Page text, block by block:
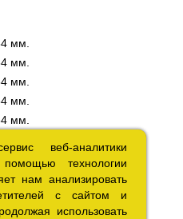
мм.
мм.
мм.
мм.
мм.
веб-аналитики
технологии
нам анализировать
с сайтом и
использовать
веб-аналитики
технологии
нам анализировать
с сайтом и
использовать